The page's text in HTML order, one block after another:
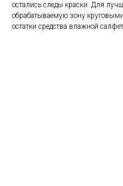
остались следы краски. Для
обрабатываемую зону
остатки средства влажной